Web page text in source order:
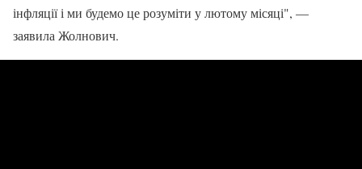
інфляції і ми будемо це розуміти у лютому місяці", —
заявила Жолнович.